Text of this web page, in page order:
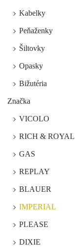
Kabelky
Peňaženky
Šiltovky
Opasky
Bižutéria
Značka
VICOLO
RICH & ROYAL
GAS
REPLAY
BLAUER
IMPERIAL
PLEASE
DIXIE